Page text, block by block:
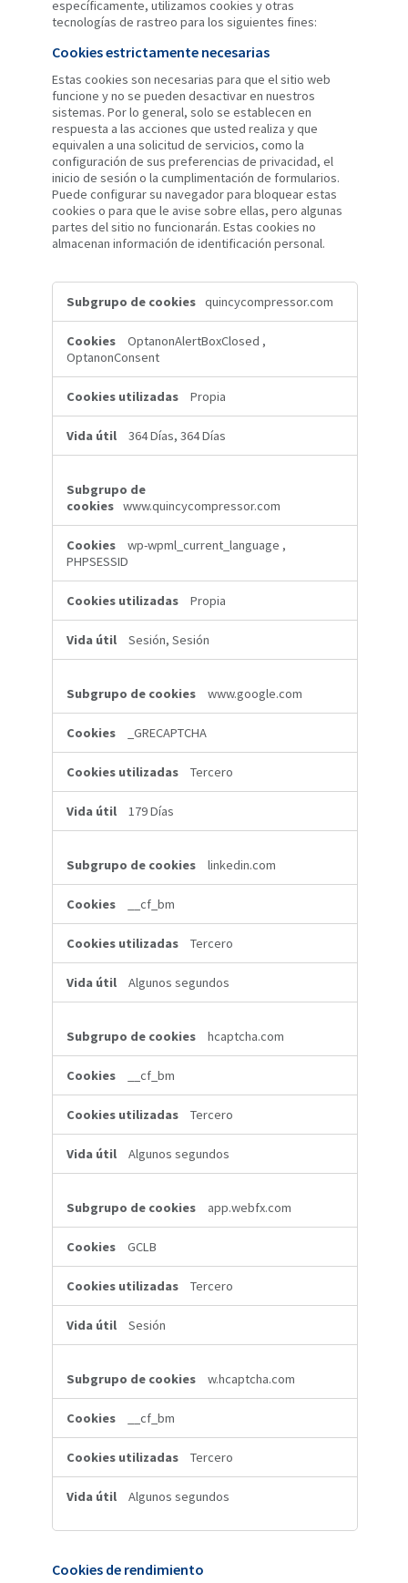
específicamente, utilizamos cookies y otras
tecnologías de rastreo para los siguientes fines:
Cookies estrictamente necesarias
Estas cookies son necesarias para que el sitio web
funcione y no se pueden desactivar en nuestros
sistemas. Por lo general, solo se establecen en
respuesta a las acciones que usted realiza y que
equivalen a una solicitud de servicios, como la
configuración de sus preferencias de privacidad, el
inicio de sesión o la cumplimentación de formularios.
Puede configurar su navegador para bloquear estas
cookies o para que le avise sobre ellas, pero algunas
partes del sitio no funcionarán. Estas cookies no
almacenan información de identificación personal.
estrictamente
necesarias
quincycompressor.com
OptanonAlertBoxClosed ,
OptanonConsent
Propia
364 Días, 364 Días
www.quincycompressor.com
wp-wpml_current_language ,
PHPSESSID
Propia
Sesión, Sesión
www.google.com
_GRECAPTCHA
Tercero
179 Días
linkedin.com
__cf_bm
Tercero
Algunos segundos
hcaptcha.com
__cf_bm
Tercero
Algunos segundos
app.webfx.com
GCLB
Tercero
Sesión
w.hcaptcha.com
__cf_bm
Tercero
Algunos segundos
Cookies de rendimiento